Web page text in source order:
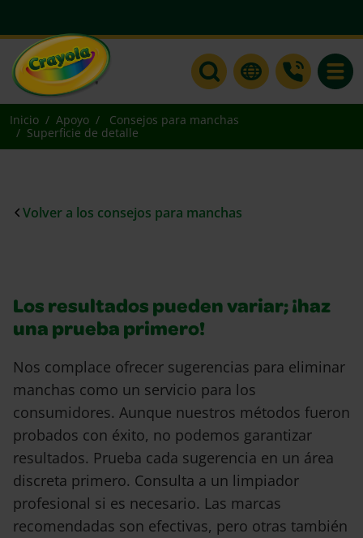
Inicio Apoyo
Consejos para manchas
Superficie de detalle
Volver a los consejos para manchas
Los resultados pueden variar; ¡haz
una prueba primero!
Nos complace ofrecer sugerencias para eliminar
manchas como un servicio para los
consumidores. Aunque nuestros métodos fueron
probados con éxito, no podemos garantizar
resultados. Prueba cada sugerencia en un área
discreta primero. Consulta a un limpiador
profesional si es necesario. Las marcas
recomendadas son efectivas, pero otras también